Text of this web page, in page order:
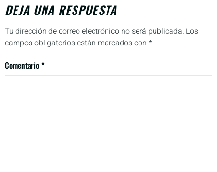
DEJA UNA RESPUESTA
Tu dirección de correo electrónico no será publicada. Los
campos obligatorios están marcados con *
Comentario*